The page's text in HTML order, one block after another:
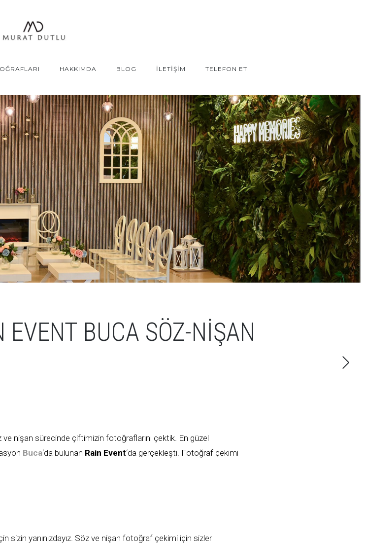
HAKKIMDA BLOG İLETİŞİM TELEFON ET
BUCA SÖZ-NIŞAN
nişan sürecinde çiftimizin fotoğraflarını çektik. En güzel
Buca‘da bulunan Rain Event‘da gerçekleşti. Fotoğraf çekimi
sizin yanınızdayız. Söz ve nişan fotoğraf çekimi için sizler